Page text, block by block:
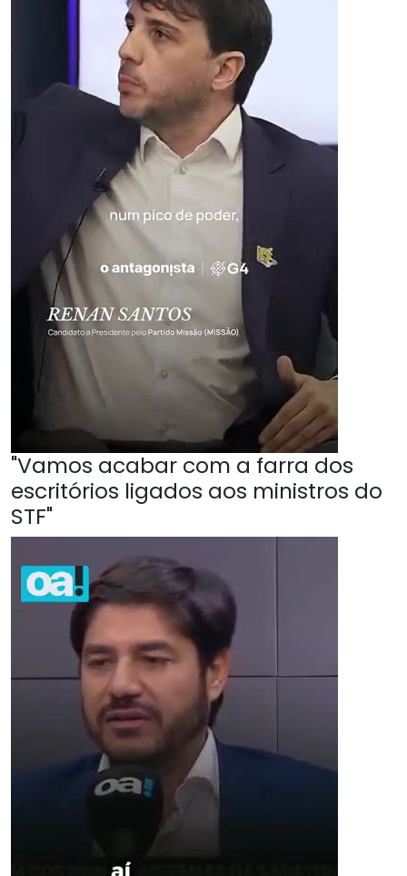
"Vamos acabar com a farra dos
escritórios ligados aos ministros do
STF"